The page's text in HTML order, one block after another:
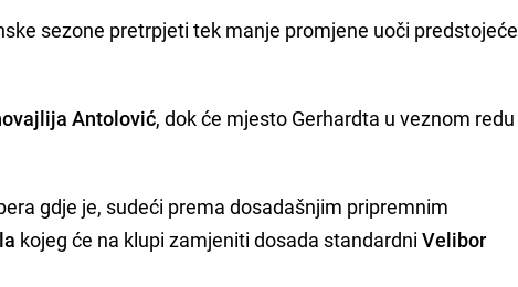
sezone pretrpjeti tek manje promjene uoči predstojeće
Antolović, dok će mjesto Gerhardta u veznom redu
gdje je, sudeći prema dosadašnjim pripremnim
kojeg će na klupi zamjeniti dosada standardniVelibor